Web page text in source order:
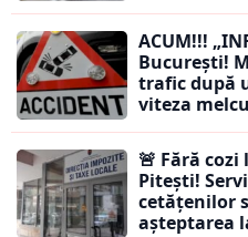
ACUM!!!
București!
trafic după
viteza
🚨 Fără
Pitești!
cetățenilor
așteptarea